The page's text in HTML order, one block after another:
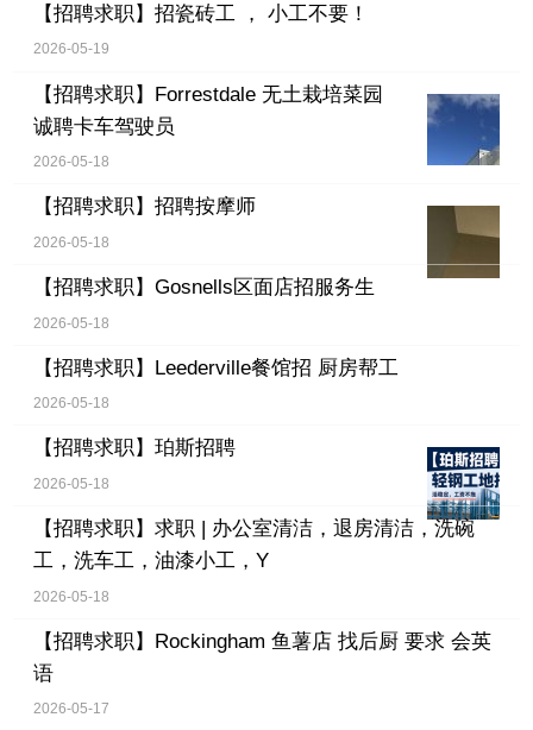
【招聘求职】 招瓷砖工 ， 小工不要！
2026-05-19
【招聘求职】 Forrestdale 无土栽培菜园
诚聘卡车驾驶员
2026-05-18
【招聘求职】 招聘按摩师
2026-05-18
【招聘求职】 Gosnells区面店招服务生
2026-05-18
【招聘求职】 Leederville餐馆招 厨房帮工
2026-05-18
【招聘求职】 珀斯招聘
2026-05-18
【招聘求职】 求职 | 办公室清洁，退房清洁，洗碗
工，洗车工，油漆小工，Y
2026-05-18
【招聘求职】 Rockingham 鱼薯店 找后厨 要求 会英
语
2026-05-17